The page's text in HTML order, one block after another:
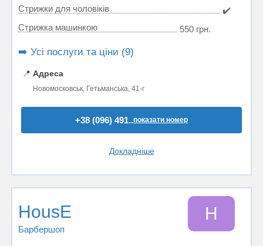
Стрижки для чоловіків
✔️
Стрижка машинкою
550 грн.
➡️ Усі послуги та ціни (9)
📍 Адреса
Новомосковськ, Гетьманська, 41-г
+38 (096) 491..показати номер
Докладніше
HousE
Барбершоп
H